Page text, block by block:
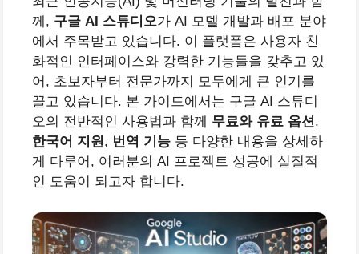
께, 구글 AI 스튜디오가 AI 모델 개발과 배포 분야
에서 주목받고 있습니다. 이 플랫폼은 사용자 친
화적인 인터페이스와 강력한 기능들을 갖추고 있
어, 초보자부터 전문가까지 모두에게 큰 인기를
끌고 있습니다. 본 가이드에서는 구글 AI 스튜디
오의 전반적인 사용법과 함께 무료와 유료 옵션,
한국어 지원, 번역 기능 등 다양한 내용을 상세하
게 다루어, 여러분의 AI 프로젝트 성공에 실질적
인 도움이 되고자 합니다.